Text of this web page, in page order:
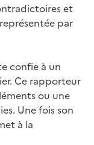
et
par
confie à un
Ce rapporteur
ou une
Une fois son
à la